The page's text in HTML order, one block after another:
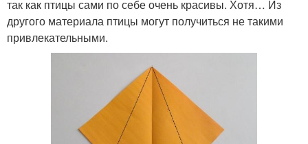
так как птицы сами по себе очень красивы. Хотя… Из
другого материала птицы могут получиться не такими
привлекательными.